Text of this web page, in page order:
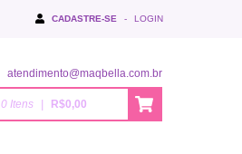
CADASTRE-SE - LOGIN
atendimento@maqbella.com.br
0Itens R$0,00